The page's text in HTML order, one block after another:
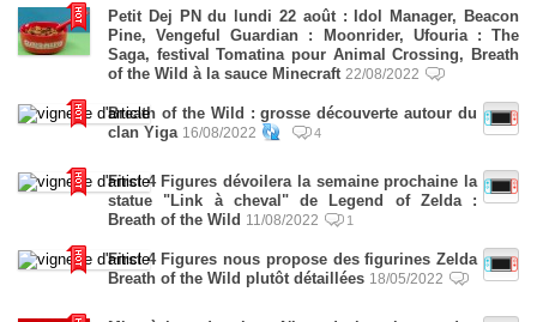
Petit Dej PN du lundi 22 août : Idol Manager, Beacon
Pine, Vengeful Guardian : Moonrider, Ufouria : The
Saga, festival Tomatina pour Animal Crossing, Breath
of the Wild à la sauce Minecraft 22/08/2022
Breath of the Wild : grosse découverte autour du
clan Yiga 16/08/2022 4
First 4 Figures dévoilera la semaine prochaine la
statue "Link à cheval" de Legend of Zelda :
Breath of the Wild 11/08/2022 1
First 4 Figures nous propose des figurines Zelda
Breath of the Wild plutôt détaillées 18/05/2022